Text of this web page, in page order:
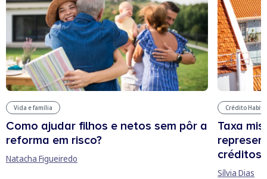
Vida e família
Como ajudar filhos e netos sem pôr a
reforma em risco?
Natacha Figueiredo
Crédito
Taxa
créditos
Sílvia Dias